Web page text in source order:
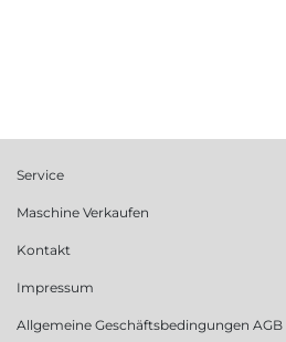
Service
Maschine Verkaufen
Kontakt
Impressum
Allgemeine Geschäftsbedingungen AGB